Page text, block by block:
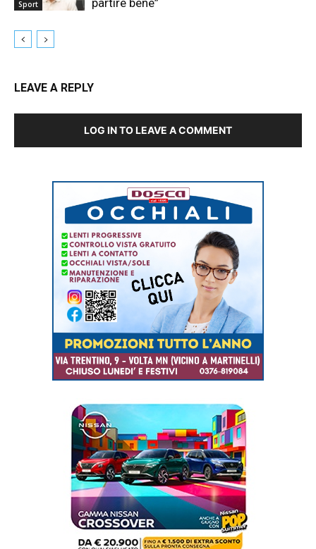
Sport
LEAVE A REPLY
LOG IN TO LEAVE A COMMENT